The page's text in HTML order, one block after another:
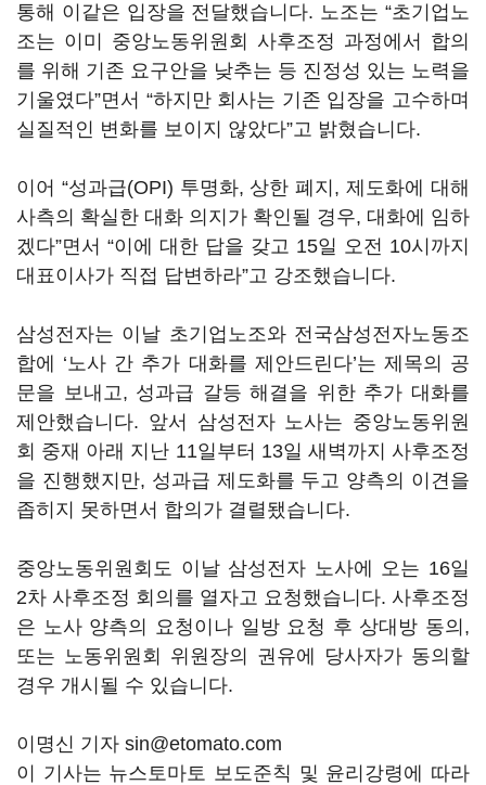
통해 이같은 입장을 전달했습니다. 노조는 “초기업노
조는 이미 중앙노동위원회 사후조정 과정에서 합의
를 위해 기존 요구안을 낮추는 등 진정성 있는 노력을
기울였다”면서 “하지만 회사는 기존 입장을 고수하며
실질적인 변화를 보이지 않았다”고 밝혔습니다.
이어 “성과급(OPI) 투명화, 상한 폐지, 제도화에 대해
사측의 확실한 대화 의지가 확인될 경우, 대화에 임하
겠다”면서 “이에 대한 답을 갖고 15일 오전 10시까지
대표이사가 직접 답변하라”고 강조했습니다.
삼성전자는 이날 초기업노조와 전국삼성전자노동조
합에 ‘노사 간 추가 대화를 제안드린다’는 제목의 공
문을 보내고, 성과급 갈등 해결을 위한 추가 대화를
제안했습니다. 앞서 삼성전자 노사는 중앙노동위원
회 중재 아래 지난 11일부터 13일 새벽까지 사후조정
을 진행했지만, 성과급 제도화를 두고 양측의 이견을
좁히지 못하면서 합의가 결렬됐습니다.
중앙노동위원회도 이날 삼성전자 노사에 오는 16일
2차 사후조정 회의를 열자고 요청했습니다. 사후조정
은 노사 양측의 요청이나 일방 요청 후 상대방 동의,
또는 노동위원회 위원장의 권유에 당사자가 동의할
경우 개시될 수 있습니다.
이명신 기자 sin@etomato.com
이 기사는 뉴스토마토 보도준칙 및 윤리강령에 따라